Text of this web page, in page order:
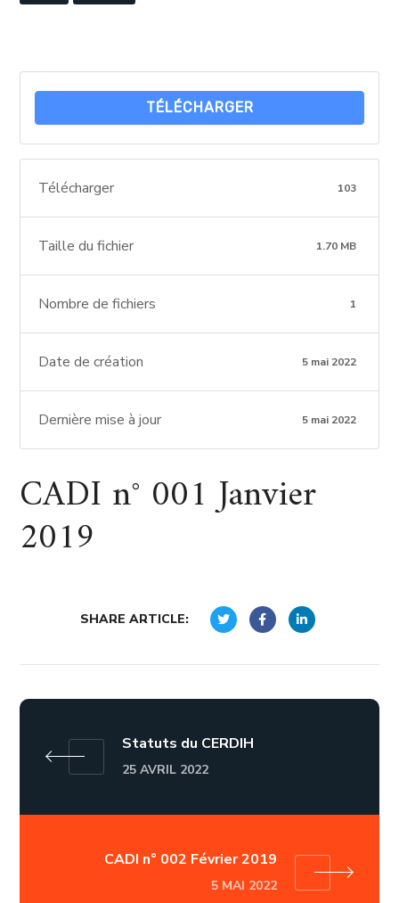
TÉLÉCHARGER
Télécharger 103
Taille du fichier 1.70 MB
Nombre de fichiers 1
Date de création 5 mai 2022
Dernière mise à jour 5 mai 2022
CADI n° 001 Janvier
2019
SHARE ARTICLE:
Statuts du CERDIH
25 AVRIL 2022
CADI n° 002 Février 2019
5 MAI 2022